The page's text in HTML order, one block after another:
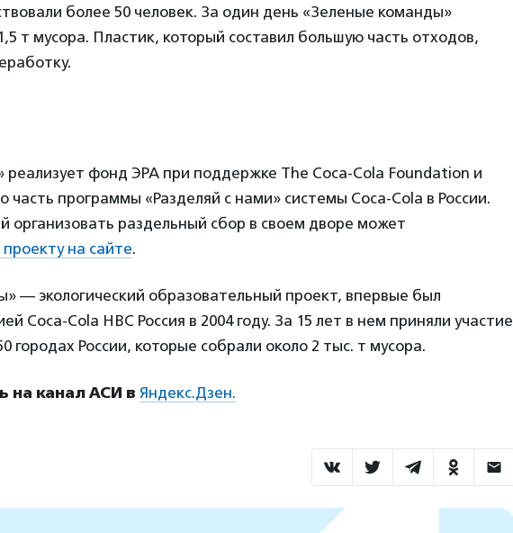
более 50 человек. За один день «Зеленые команды»
т мусора. Пластик, который составил большую часть отходов,
реализует фонд ЭРА при поддержке The Coca-Cola Foundation и
программы «Разделяй с нами» системы Coca-Cola в России.
раздельный сбор в своем дворе может
на сайте.
— экологический образовательный проект, впервые был
Coca-Cola HBC Россия в 2004 году. За 15 лет в нем приняли участие
городах России, которые собрали около 2 тыс. т мусора.
на канал АСИ в Яндекс.Дзен.